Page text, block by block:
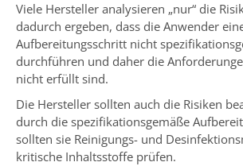
Viele Hersteller analysieren „nur“ die
dadurch ergeben, dass die Anwender
Aufbereitungsschritt nicht
durchführen und daher die
nicht erfüllt sind.
Die Hersteller sollten auch die Risiken
durch die spezifikationsgemäße
sollten sie Reinigungs- und
kritische Inhaltsstoffe prüfen.